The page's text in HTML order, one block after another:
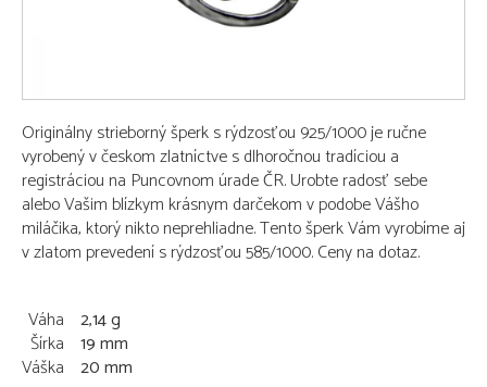
Originálny strieborný šperk s rýdzosťou 925/1000 je ručne
vyrobený v českom zlatníctve s dlhoročnou tradíciou a
registráciou na Puncovnom úrade ČR. Urobte radosť sebe
alebo Vašim blízkym krásnym darčekom v podobe Vášho
miláčika, ktorý nikto neprehliadne. Tento šperk Vám vyrobíme aj
v zlatom prevedení s rýdzosťou 585/1000. Ceny na dotaz.
Váha 2,14 g
Šírka 19 mm
Váška 20 mm